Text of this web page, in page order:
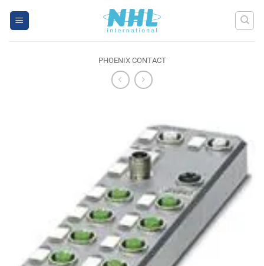
PHOENIX CONTACT